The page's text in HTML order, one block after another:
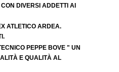
DIVERSI ADDETTI AI
ATLETICO ARDEA.
PEPPE BOVE " UN
E QUALITÀ AL